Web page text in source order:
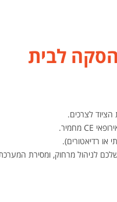
לבית
לצרכים.
או רדיאטורים).
לניהול מרחוק, ומסירת